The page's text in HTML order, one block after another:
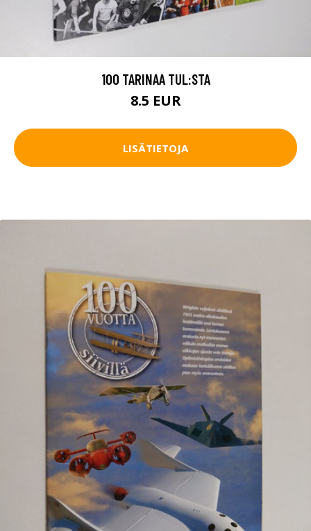
100 TARINAA TUL:STA
8.5 EUR
LISÄTIETOJA